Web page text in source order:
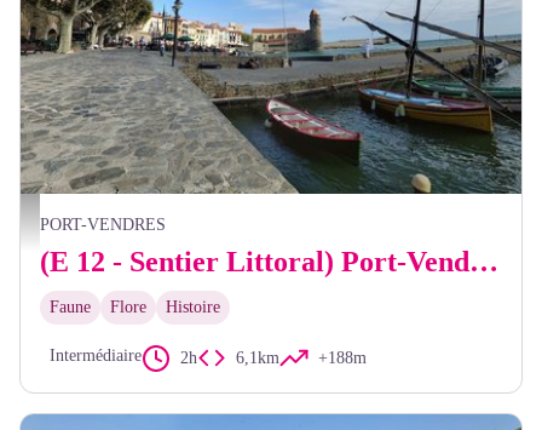
Collioure - Valery Zavidovich
PORT-VENDRES
(E 12 - Sentier Littoral) Port-Vendres - Collioure
Faune Flore Histoire
Intermédiaire 2h 6,1km +188m